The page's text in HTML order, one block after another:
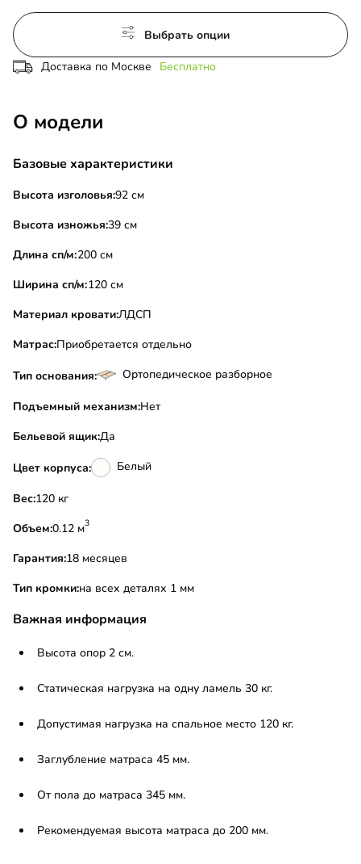
Выбрать опции
Доставка по Москве Бесплатно
О модели
Базовые характеристики
Высота изголовья:92 см
Высота изножья:39 см
Длина сп/м:200 см
Ширина сп/м:120 см
Материал кровати:ЛДСП
Матрас:Приобретается отдельно
Тип основания: Ортопедическое разборное
Подъемный механизм:Нет
Бельевой ящик:Да
Цвет корпуса: Белый
Вес:
120 кг
Объем:
0.12 м3
Гарантия:18 месяцев
Тип кромки:на всех деталях 1 мм
Важная информация
Высота опор 2 см.
Статическая нагрузка на одну ламель 30 кг.
Допустимая нагрузка на спальное место 120 кг.
Заглубление матраса 45 мм.
От пола до матраса 345 мм.
Рекомендуемая высота матраса до 200 мм.